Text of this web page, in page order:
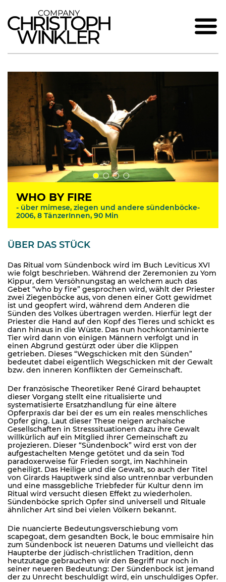
WHO BY FIRE
- über mimese, ziegen und andere sündenböcke-
2006, 8 TänzerInnen, 90 Min
ÜBER DAS STÜCK
Das Ritual vom Sündenbock wird im Buch Leviticus XVI
wie folgt beschrieben. Während der Zeremonien zu Yom
Kippur, dem Versöhnungstag an welchem auch das
Gebet “who by fire” gesprochen wird, wählt der Priester
zwei Ziegenböcke aus, von denen einer Gott gewidmet
ist und geopfert wird, während dem Anderen die
Sünden des Volkes übertragen werden. Hierfür legt der
Priester die Hand auf den Kopf des Tieres und schickt es
dann hinaus in die Wüste. Das nun hochkontaminierte
Tier wird dann von einigen Männern verfolgt und in
einen Abgrund gestürzt oder über die Klippen
getrieben. Dieses “Wegschicken mit den Sünden”
bedeutet dabei eigentlich Wegschicken mit der Gewalt
bzw. den inneren Konflikten der Gemeinschaft.
Der französische Theoretiker René Girard behauptet
dieser Vorgang stellt eine ritualisierte und
systematisierte Ersatzhandlung für eine ältere
Opferpraxis dar bei der es um ein reales menschliches
Opfer ging. Laut dieser These neigen archaische
Gesellschaften in Stresssituationen dazu ihre Gewalt
willkürlich auf ein Mitglied ihrer Gemeinschaft zu
projezieren. Dieser “Sündenbock” wird erst von der
aufgestachelten Menge getötet und da sein Tod
paradoxerweise für Frieden sorgt, im Nachhinein
geheiligt. Das Heilige und die Gewalt, so auch der Titel
von Girards Hauptwerk sind also untrennbar verbunden
und eine massgebliche Triebfeder für Kultur denn im
Ritual wird versucht diesen Effekt zu wiederholen.
Sündenböcke sprich Opfer sind universell und Rituale
ähnlicher Art sind bei vielen Völkern bekannt.
Die nuancierte Bedeutungsverschiebung vom
scapegoat, dem gesandten Bock, le bouc emmisaire hin
zum Sündenbock ist neueren Datums und vielleicht das
Haupterbe der jüdisch-christlichen Tradition, denn
heutzutage gebrauchen wir den Begriff nur noch in
seiner neueren Bedeutung: Der Sündenbock ist jemand
der zu Unrecht beschuldigt wird, ein unschuldiges Opfer.